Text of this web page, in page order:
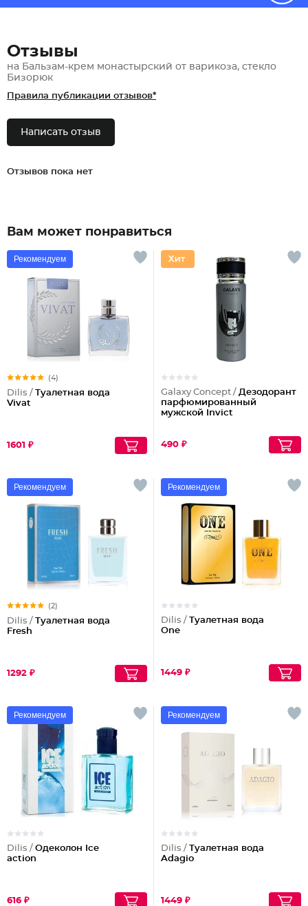
Отзывы
на Бальзам-крем монастырский от варикоза, стекло
Бизорюк
Правила публикации отзывов*
Написать отзыв
Отзывов пока нет
Вам может понравиться
Рекомендуем
(4)
Dilis / Туалетная вода
Vivat
1601 ₽
Galaxy Concept / Дезодорант
парфюмированный
мужской Invict
490 ₽
Рекомендуем
(2)
Dilis / Туалетная вода
Fresh
1292 ₽
Рекомендуем
Dilis / Туалетная вода
One
1449 ₽
Рекомендуем
Dilis / Одеколон Ice
action
616 ₽
Рекомендуем
Dilis / Туалетная вода
Adagio
1449 ₽